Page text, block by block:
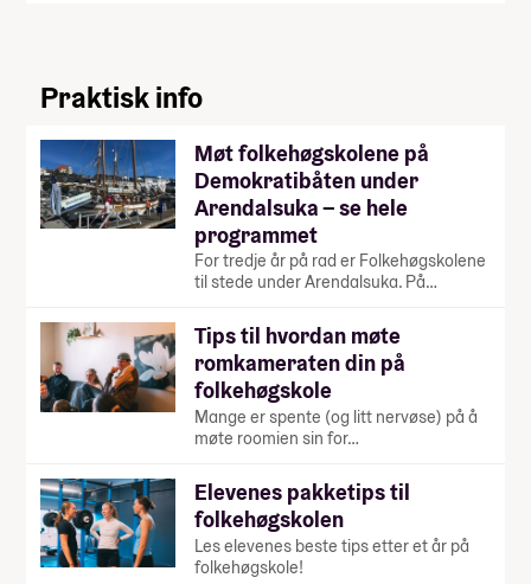
Praktisk info
Møt folkehøgskolene på
Demokratibåten under
Arendalsuka – se hele
programmet
For tredje år på rad er Folkehøgskolene
til stede under Arendalsuka. På…
Tips til hvordan møte
romkameraten din på
folkehøgskole
Mange er spente (og litt nervøse) på å
møte roomien sin for…
Elevenes pakketips til
folkehøgskolen
Les elevenes beste tips etter et år på
folkehøgskole!